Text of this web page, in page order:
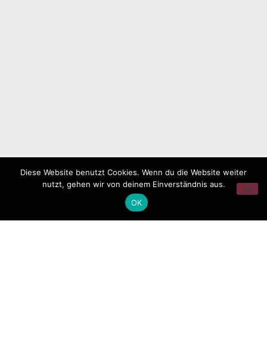
Diese Website benutzt Cookies. Wenn du die Website weiter
nutzt, gehen wir von deinem Einverständnis aus.
OK